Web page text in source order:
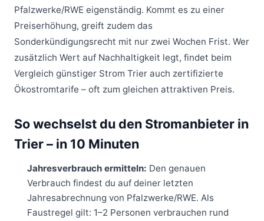
Pfalzwerke/RWE eigenständig. Kommt es zu einer
Preiserhöhung, greift zudem das
Sonderkündigungsrecht mit nur zwei Wochen Frist. Wer
zusätzlich Wert auf Nachhaltigkeit legt, findet beim
Vergleich günstiger Strom Trier auch zertifizierte
Ökostromtarife – oft zum gleichen attraktiven Preis.
So wechselst du den Stromanbieter in
Trier – in 10 Minuten
Jahresverbrauch ermitteln: Den genauen
Verbrauch findest du auf deiner letzten
Jahresabrechnung von Pfalzwerke/RWE. Als
Faustregel gilt: 1–2 Personen verbrauchen rund